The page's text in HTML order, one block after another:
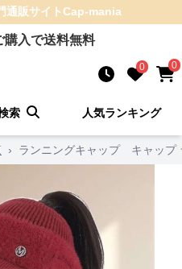
通販サイトCap-mania
購入で送料無料
0 0
索 人気ランキング
› ランニングキャップ キャップ